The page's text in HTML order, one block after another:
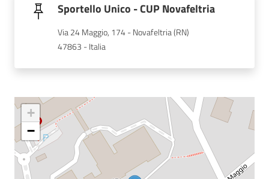
Dedicato
a...
Bandi
e
Concorsi
Sportello Unico - CUP Novafeltria
Via 24 Maggio, 174 - Novafeltria (RN)
47863 - Italia
+
−